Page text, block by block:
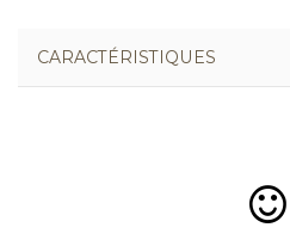
CARACTÉRISTIQUES